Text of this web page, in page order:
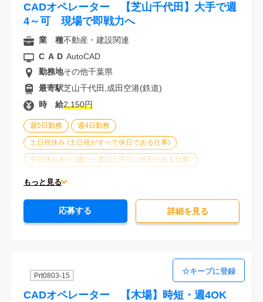
CADオペレーター 【芝山千代田】大手で週
4～可 現場で即戦力へ
週5日勤務 週4日勤務
土日祝休み (土日祝がすべて休日である仕事)
平日休みあり (週に一度以上平日に休日がある仕事)
残業なし
車通勤可能 オフィスが禁煙 20代活躍中
30代活躍中 派遣スタッフ活躍中 経験必須
もっと見る
業 種不動産・建設関連
CAD AutoCAD
勤務地その他千葉県
最寄駅芝山千代田,成田空港(鉄道)
時 給2,150円
応募する 詳細を⾒る
Prt0803-15
CADオペレーター 【木場】時短・週4OK